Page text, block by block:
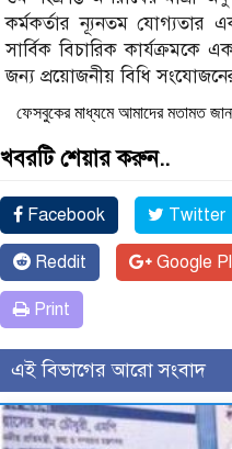
কর্মকর্তার ন্যূনতম যোগ্যতার
সার্বিক বিচারিক কার্যক্রমকে
জন্য প্রয়োজনীয় বিধি
ফেসবুকের মাধ্যমে আমাদের মতামত
খবরটি শেয়ার করুন..
Facebook Twitter
Reddit Google
Print
এই বিভাগের আরো সংবাদ